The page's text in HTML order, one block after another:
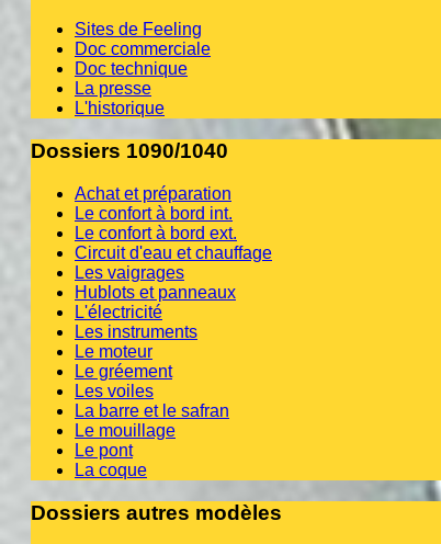
Sites de Feeling
Doc commerciale
Doc technique
La presse
L'historique
Dossiers 1090/1040
Achat et préparation
Le confort à bord int.
Le confort à bord ext.
Circuit d'eau et chauffage
Les vaigrages
Hublots et panneaux
L'électricité
Les instruments
Le moteur
Le gréement
Les voiles
La barre et le safran
Le mouillage
Le pont
La coque
Dossiers autres modèles